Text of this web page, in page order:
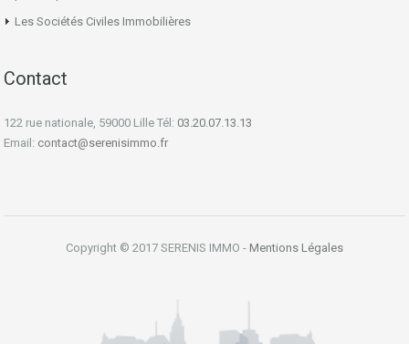
Les Sociétés Civiles Immobilières
Contact
122 rue nationale, 59000 Lille Tél: 03.20.07.13.13
Email: contact@serenisimmo.fr
Copyright © 2017 SERENIS IMMO - Mentions Légales